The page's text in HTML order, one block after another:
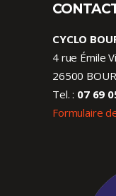
CYCLO
4 rue Émile
26500
Tel. : 07 69
Formulaire